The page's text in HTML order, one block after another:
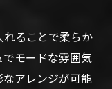
談を
カラーを見つ
ることで柔らか
モードな雰囲気
アレンジが可能